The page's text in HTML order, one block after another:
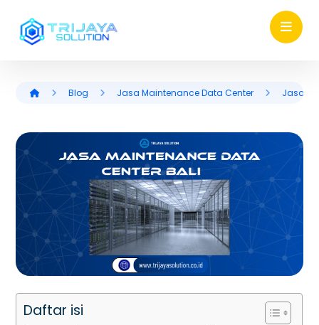
Blog Jasa Maintenance Data Center Jasa
Daftar isi